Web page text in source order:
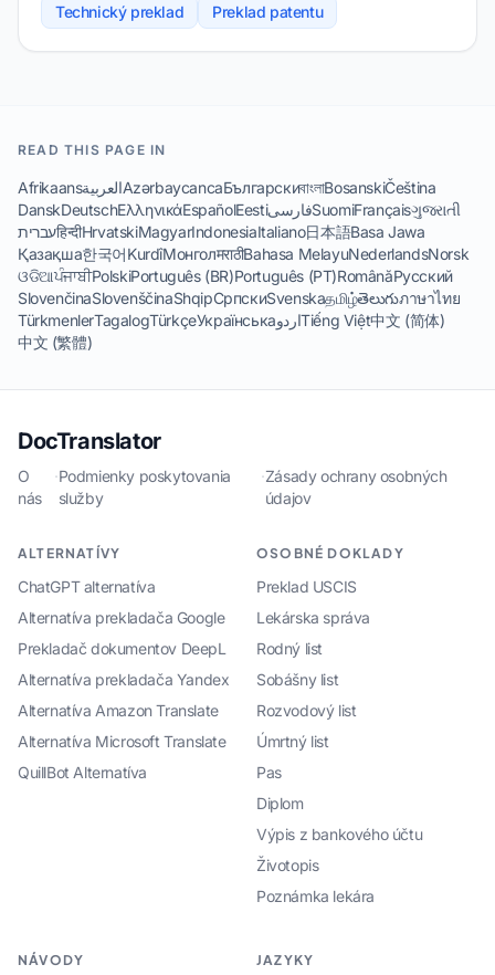
Technický preklad
Preklad patentu
READ THIS PAGE IN
AfrikaansالعربيةAzərbaycancaБългарскиবাংলাBosanskiČeština
DanskDeutschΕλληνικάEspañolEestiفارسیSuomiFrançaisગુજરાતી
עבריתहिन्दीHrvatskiMagyarIndonesiaItaliano日本語Basa Jawa
Қазақша한국어KurdîМонголमराठीBahasa MelayuNederlandsNorsk
ଓଡିଆਪੰਜਾਬੀPolskiPortuguês (BR)Português (PT)RomânăРусский
SlovenčinaSlovenščinaShqipСрпскиSvenskaதமிழ்తెలుగుภาษาไทย
TürkmenlerTagalogTürkçeУкраїнськаاردوTiếng Việt中文 (简体)
中文 (繁體)
DocTranslator
O
nás
·Podmienky poskytovania
služby
·Zásady ochrany osobných
údajov
ALTERNATÍVY
ChatGPT alternatíva
Alternatíva prekladača Google
Prekladač dokumentov DeepL
Alternatíva prekladača Yandex
Alternatíva Amazon Translate
Alternatíva Microsoft Translate
QuillBot Alternatíva
OSOBNÉ DOKLADY
Preklad USCIS
Lekárska správa
Rodný list
Sobášny list
Rozvodový list
Úmrtný list
Pas
Diplom
Výpis z bankového účtu
Životopis
Poznámka lekára
NÁVODY JAZYKY